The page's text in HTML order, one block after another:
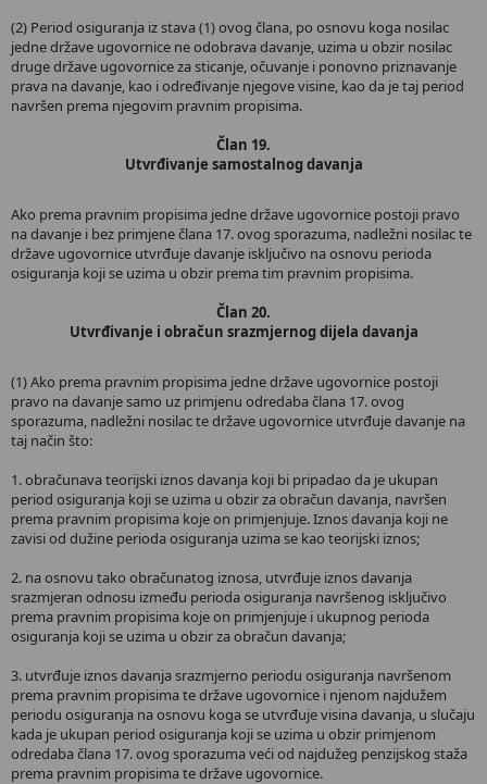
(2) Period osiguranja iz stava (1) ovog člana, po osnovu koga nosilac
jedne države ugovornice ne odobrava davanje, uzima u obzir nosilac
druge države ugovornice za sticanje, očuvanje i ponovno priznavanje
prava na davanje, kao i određivanje njegove visine, kao da je taj period
navršen prema njegovim pravnim propisima.
Član 19.
Utvrđivanje samostalnog davanja
Ako prema pravnim propisima jedne države ugovornice postoji pravo
na davanje i bez primjene člana 17. ovog sporazuma, nadležni nosilac te
države ugovornice utvrđuje davanje isključivo na osnovu perioda
osiguranja koji se uzima u obzir prema tim pravnim propisima.
Član 20.
Utvrđivanje i obračun srazmjernog dijela davanja
(1) Ako prema pravnim propisima jedne države ugovornice postoji
pravo na davanje samo uz primjenu odredaba člana 17. ovog
sporazuma, nadležni nosilac te države ugovornice utvrđuje davanje na
taj način što:
1. obračunava teorijski iznos davanja koji bi pripadao da je ukupan
period osiguranja koji se uzima u obzir za obračun davanja, navršen
prema pravnim propisima koje on primjenjuje. Iznos davanja koji ne
zavisi od dužine perioda osiguranja uzima se kao teorijski iznos;
2. na osnovu tako obračunatog iznosa, utvrđuje iznos davanja
srazmjeran odnosu između perioda osiguranja navršenog isključivo
prema pravnim propisima koje on primjenjuje i ukupnog perioda
osiguranja koji se uzima u obzir za obračun davanja;
3. utvrđuje iznos davanja srazmjerno periodu osiguranja navršenom
prema pravnim propisima te države ugovornice i njenom najdužem
periodu osiguranja na osnovu koga se utvrđuje visina davanja, u slučaju
kada je ukupan period osiguranja koji se uzima u obzir primjenom
odredaba člana 17. ovog sporazuma veći od najdužeg penzijskog staža
prema pravnim propisima te države ugovornice.